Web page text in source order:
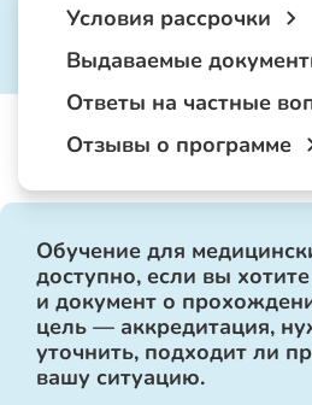
Условия рассрочки
Выдаваемые
Ответы на частные
Отзывы о программе
Обучение для
доступно, если вы
и документ о
цель — аккредитация,
уточнить, подходит ли
вашу ситуацию.